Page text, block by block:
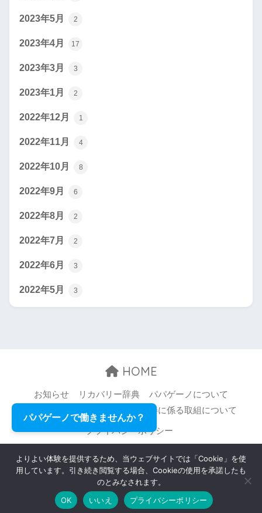
2023年5月 2
2023年4月 17
2023年3月 3
2023年1月 2
2022年12月 1
2022年11月 4
2022年10月 8
2022年9月 6
2022年8月 2
2022年7月 2
2022年6月 3
2022年5月 3
HOME
お知らせ リカバリー辞典
パパゲーノについて
職場環境等の改善に係る取組について
プライバシーポリシー
© 2026 Papageno,Inc. All rights reserved.
パパゲーノで働きませんか？
よりよい体験を提供するため、当ウェブサイトでは「Cookie」を使
用しています。引き続き閲覧する場合、Cookieの使用を承諾したも
のとみなされます。
OK
いいえ プライバシーポリシー